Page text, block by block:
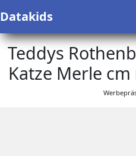
Datakids
Teddys
Katze Merle